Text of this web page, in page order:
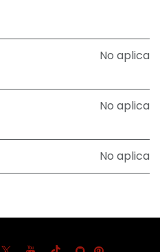
No aplica
No aplica
No aplica